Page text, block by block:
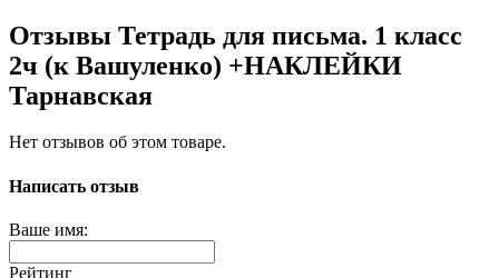
Отзывы Тетрадь для письма. 1 класс
2ч (к Вашуленко) +НАКЛЕЙКИ
Тарнавская
Нет отзывов об этом товаре.
Написать отзыв
Ваше имя:
Рейтинг